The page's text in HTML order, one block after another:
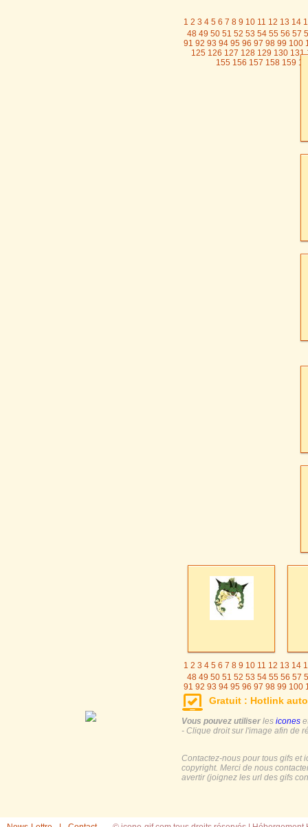
1 2 3 4 5 6 7 8 9 10 11 12 13 14
48 49 50 51 52 53 54 55 56 57
91 92 93 94 95 96 97 98 99 100
125 126 127 128 129 130 131
155 156 157 158 159
1 2 3 4 5 6 7 8 9 10 11 12 13 14
48 49 50 51 52 53 54 55 56 57
91 92 93 94 95 96 97 98 99 100
125
126 127 128 129 130 131
155 156 157 158 159
Gratuit : Hotlink
Vous pouvez utiliser les icones
- Clique droit sur l'image afin de
Contactez-nous pour tous gifs et
copyright. Merci de nous
avertir (joignez les url des gifs